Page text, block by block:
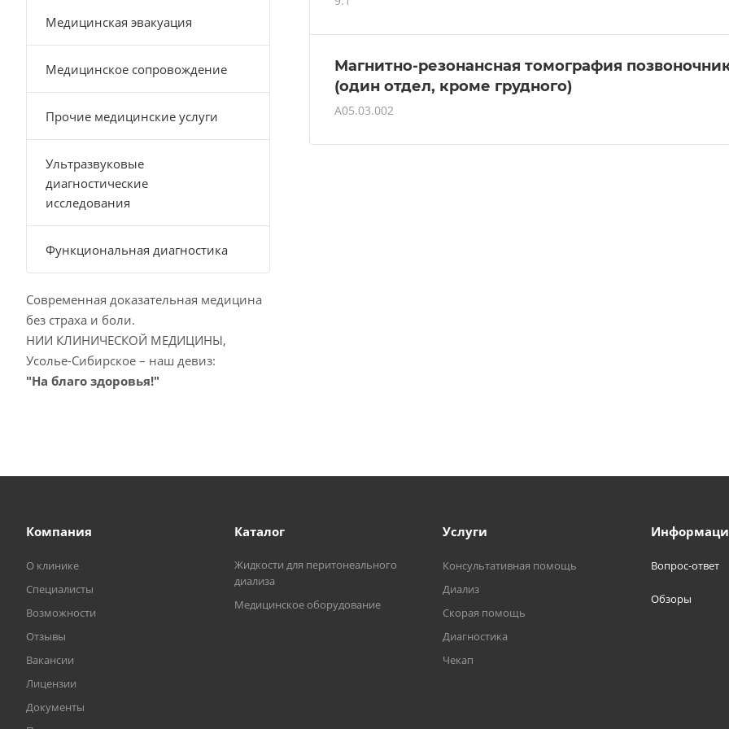
Магнитно-резонансная томография
(один отдел, кроме грудного)
A05.03.002
Медицинская эвакуация
Медицинское сопровождение
Прочие медицинские услуги
Ультразвуковые
диагностические
исследования
Функциональная диагностика
Современная доказательная медицина
без страха и боли.
НИИ КЛИНИЧЕСКОЙ МЕДИЦИНЫ,
Усолье-Сибирское – наш девиз:
"На благо здоровья!"
Компания
О клинике
Специалисты
Возможности
Отзывы
Вакансии
Лицензии
Документы
Каталог
Жидкости для перитонеального
диализа
Медицинское оборудование
Услуги
Консультативная помощь
Диализ
Скорая помощь
Диагностика
Чекап
Вопрос-ответ
Обзоры